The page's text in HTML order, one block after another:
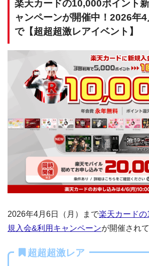
楽天カードの10,000ポイント
ャンペーンが開催中！2026年4
で【超超超激レアイベント】
2026年4月6日（月）まで楽天カード
規入会&利用キャンペーンが開催され
超超超激レア